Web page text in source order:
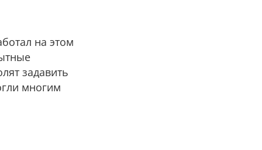
на этом
задавить
многим